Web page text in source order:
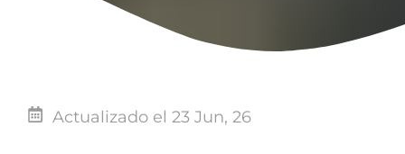
Actualizado el 23 Jun, 26